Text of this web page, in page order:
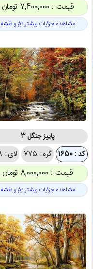
قیمت : 7,400,000 تومان
مشاهده جزئیات بیشتر نخ و نقشه
پاییز جنگل 3
کد : 1650 گره : 775 لای : 458
قیمت : 8,000,000 تومان
مشاهده جزئیات بیشتر نخ و نقشه